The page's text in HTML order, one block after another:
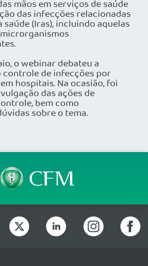
mãos em serviços de saúde
das infecções relacionadas
saúde (Iras), incluindo aquelas
o webinar debateu a
controle de infecções por
hospitais. Na ocasião, foi
das ações de
bem como
sobre o tema.